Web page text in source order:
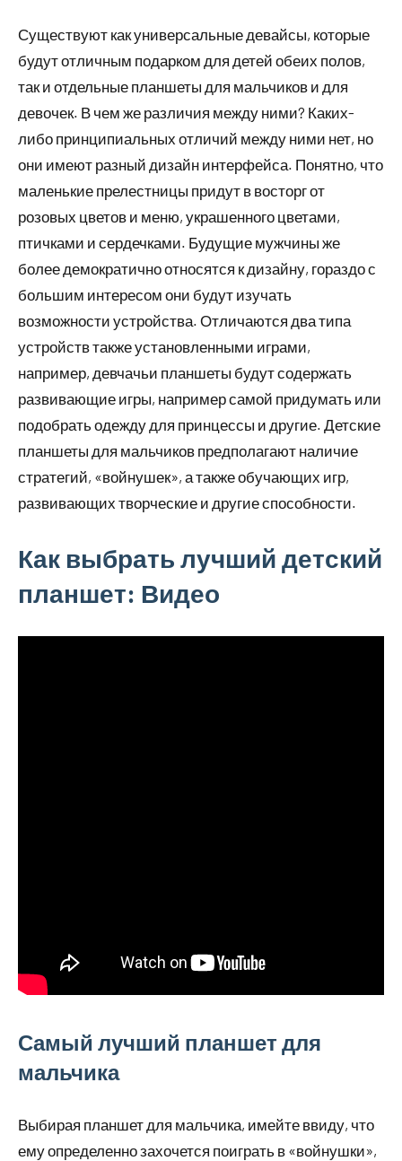
Существуют как универсальные девайсы, которые
будут отличным подарком для детей обеих полов,
так и отдельные планшеты для мальчиков и для
девочек. В чем же различия между ними? Каких-
либо принципиальных отличий между ними нет, но
они имеют разный дизайн интерфейса. Понятно, что
маленькие прелестницы придут в восторг от
розовых цветов и меню, украшенного цветами,
птичками и сердечками. Будущие мужчины же
более демократично относятся к дизайну, гораздо с
большим интересом они будут изучать
возможности устройства. Отличаются два типа
устройств также установленными играми,
например, девчачьи планшеты будут содержать
развивающие игры, например самой придумать или
подобрать одежду для принцессы и другие. Детские
планшеты для мальчиков предполагают наличие
стратегий, «войнушек», а также обучающих игр,
развивающих творческие и другие способности.
Как выбрать лучший детский
планшет: Видео
Самый лучший планшет для
мальчика
Выбирая планшет для мальчика, имейте ввиду, что
ему определенно захочется поиграть в «войнушки»,